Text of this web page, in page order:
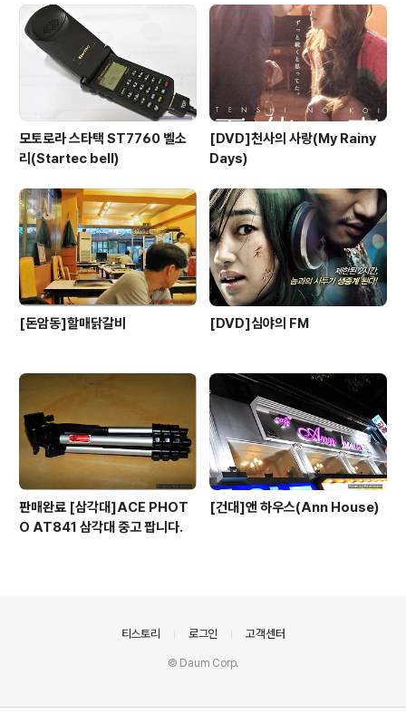
모토로라 스타택 ST7760 벨소
리(Startec bell)
[DVD]천사의 사랑(My Rainy
Days)
[돈암동]할매닭갈비 [DVD]심야의 FM
판매완료 [삼각대]ACE PHOT
O AT841 삼각대 중고 팝니다.
[건대]앤 하우스(Ann House)
티스토리 로그인 고객센터
© Daum Corp.